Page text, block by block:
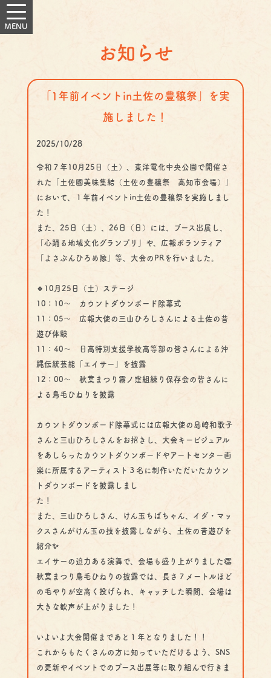
お知らせ
「1年前イベントin土佐の豊穣祭」を実
施しました！
2025/10/28
令和７年10月25日（土）、東洋電化中央公園で開催さ
れた「土佐國美味集結（土佐の豊穣祭 高知市会場）」
において、１年前イベントin土佐の豊穣祭を実施しまし
た！
また、25日（土）、26日（日）には、ブース出展し、
「心踊る地域文化グランプリ」や、広報ボランティア
「よさぶんひろめ隊」等、大会のPRを行いました。
🔹10月25日（土）ステージ
10：10～ カウントダウンボード除幕式
11：05～ 広報大使の三山ひろしさんによる土佐の昔
遊び体験
11：40～ 日高特別支援学校高等部の皆さんによる沖
縄伝統芸能「エイサー」を披露
12：00～ 秋葉まつり霧ノ窪組練り保存会の皆さんに
よる鳥毛ひねりを披露
カウントダウンボード除幕式には広報大使の島崎和歌子
さんと三山ひろしさんをお招きし、大会キービジュアル
をあしらったカウントダウンボードやアートセンター画
楽に所属するアーティスト３名に制作いただいたカウン
トダウンボードを披露しまし
た！
また、三山ひろしさん、けん玉ちばちゃん、イダ・マッ
クスさんがけん玉の技を披露しながら、土佐の昔遊びを
紹介✨
エイサーの迫力ある演舞で、会場も盛り上がりました👏
秋葉まつり鳥毛ひねりの披露では、長さ７メートルほど
の毛やりが空高く投げられ、キャッチした瞬間、会場は
大きな歓声が上がりました！
いよいよ大会開催まであと１年となりました！！
これからもたくさんの方に知っていただけるよう、SNS
の更新やイベントでのブース出展等に取り組んで行きま